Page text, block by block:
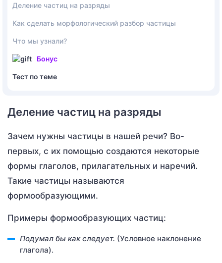
Деление частиц на разряды
Как сделать морфологический разбор частицы
Что мы узнали?
Бонус
Тест по теме
Деление частиц на разряды
Зачем нужны частицы в нашей речи? Во-
первых, с их помощью создаются некоторые
формы глаголов, прилагательных и наречий.
Такие частицы называются
формообразующими.
Примеры формообразующих частиц:
Подумал бы как следует. (Условное наклонение
глагола).